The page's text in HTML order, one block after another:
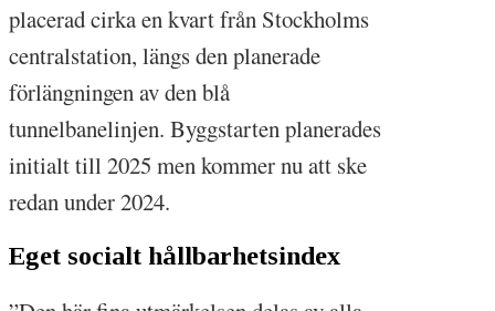
placerad cirka en kvart från Stockholms
centralstation, längs den planerade
förlängningen av den blå
tunnelbanelinjen. Byggstarten planerades
initialt till 2025 men kommer nu att ske
redan under 2024.
Eget socialt hållbarhetsindex